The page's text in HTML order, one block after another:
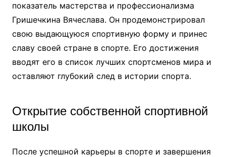
показатель мастерства и профессионализма
Гришечкина Вячеслава. Он продемонстрировал
свою выдающуюся спортивную форму и принес
славу своей стране в спорте. Его достижения
вводят его в список лучших спортсменов мира и
оставляют глубокий след в истории спорта.
Открытие собственной спортивной
школы
После успешной карьеры в спорте и завершения